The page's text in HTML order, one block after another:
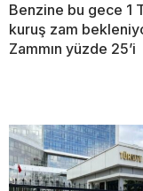
Benzine bu gece 1
kuruş zam
Zammın yüzde 25’i